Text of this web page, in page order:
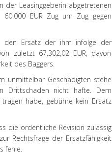
Leasinggeberin abgetretenen
EUR Zug um Zug gegen
den Ersatz der ihm infolge der
zuletzt 67.302,02 EUR, davon
des Baggers.
unmittelbar Geschädigten stehe
Drittschaden nicht hafte. Dem
habe, gebühre kein Ersatz
die ordentliche Revision zulässig
Rechtsfrage der Ersatzfähigkeit
fehle.